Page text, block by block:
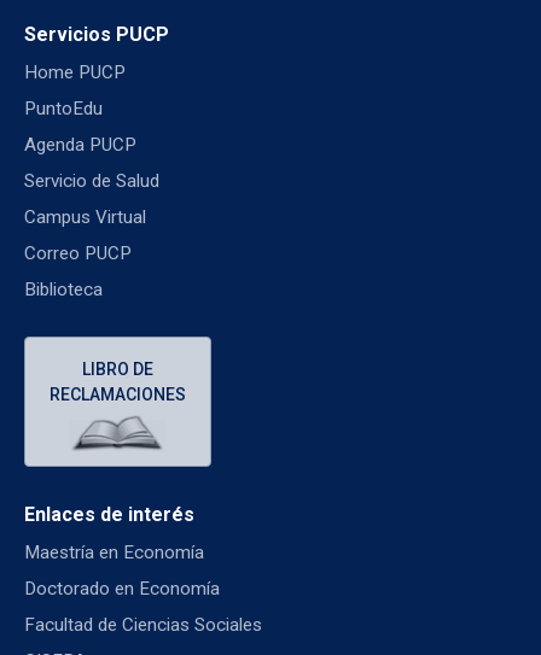
Servicios PUCP
Home PUCP
PuntoEdu
Agenda PUCP
Servicio de Salud
Campus Virtual
Correo PUCP
Biblioteca
LIBRO DE
RECLAMACIONES
Enlaces de interés
Maestría en Economía
Doctorado en Economía
Facultad de Ciencias Sociales